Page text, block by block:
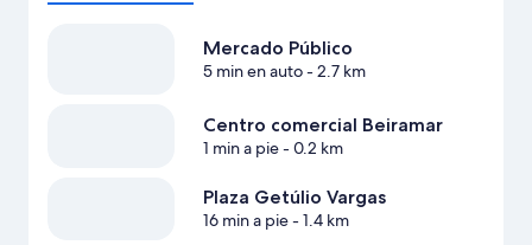
Mercado Público
5 min en auto- 2.7 km
Centro comercial Beiramar
1 min a pie- 0.2 km
Plaza Getúlio Vargas
16 min a pie- 1.4 km